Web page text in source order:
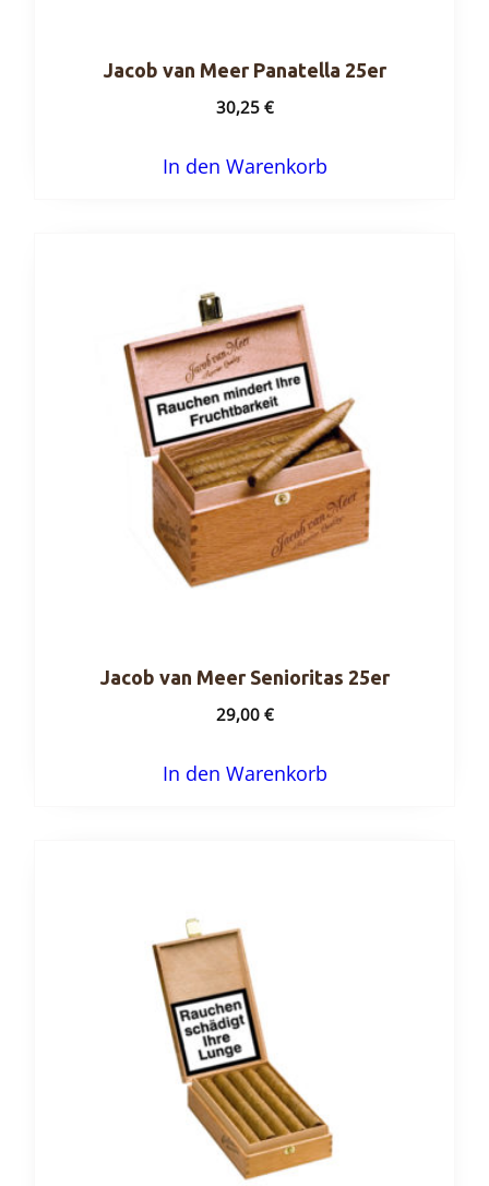
Jacob van Meer Panatella 25er
30,25€
In den Warenkorb
Jacob van Meer Senioritas 25er
29,00€
In den Warenkorb